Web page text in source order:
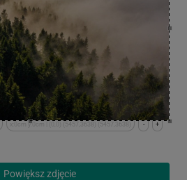
+
-
x:0cm y:0cm | (0,0) (5457,3638) (5457,3638)
Powiększ zdjęcie